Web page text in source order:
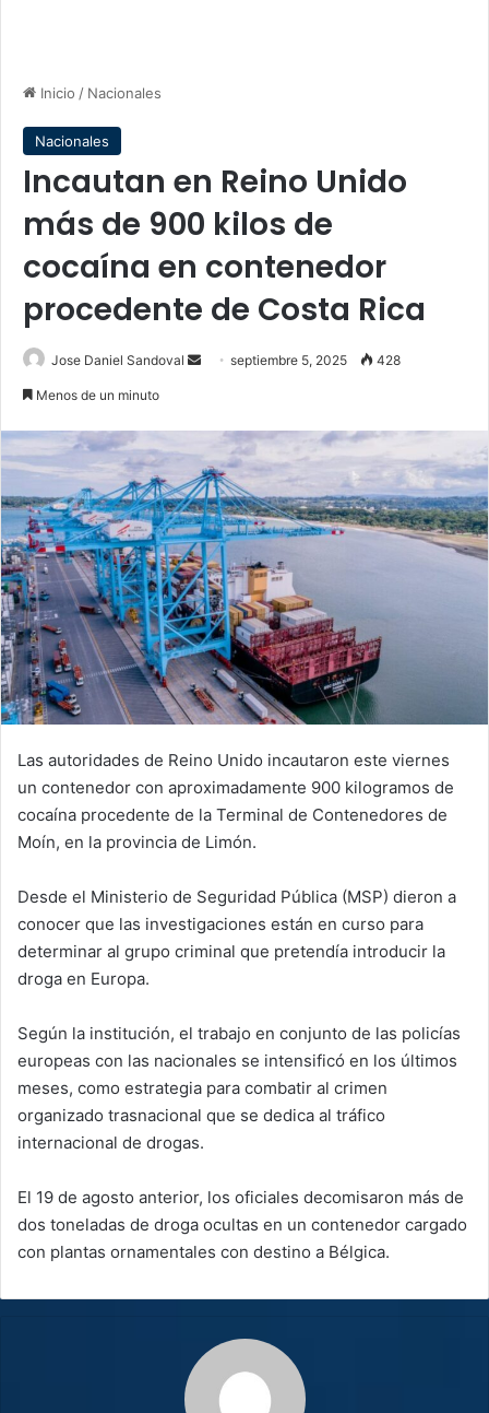
Inicio / Nacionales
Nacionales
Incautan en Reino Unido
más de 900 kilos de
cocaína en contenedor
procedente de Costa Rica
Jose Daniel Sandoval
Sendseptiembre 5, 2025 428
Menos de un minuto
Las autoridades de Reino Unido incautaron este viernes
un contenedor con aproximadamente 900 kilogramos de
cocaína procedente de la Terminal de Contenedores de
Moín, en la provincia de Limón.
Desde el Ministerio de Seguridad Pública (MSP) dieron a
conocer que las investigaciones están en curso para
determinar al grupo criminal que pretendía introducir la
droga en Europa.
Según la institución, el trabajo en conjunto de las policías
europeas con las nacionales se intensificó en los últimos
meses, como estrategia para combatir al crimen
organizado trasnacional que se dedica al tráfico
internacional de drogas.
El 19 de agosto anterior, los oficiales decomisaron más de
dos toneladas de droga ocultas en un contenedor cargado
con plantas ornamentales con destino a Bélgica.